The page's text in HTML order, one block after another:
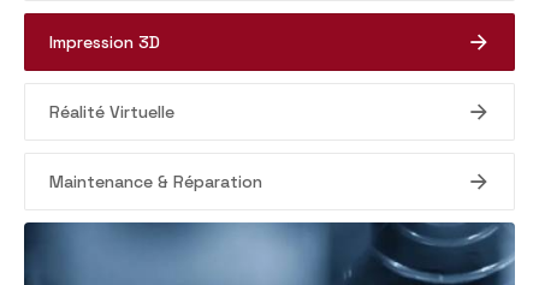
Impression 3D
Réalité Virtuelle
Maintenance & Réparation